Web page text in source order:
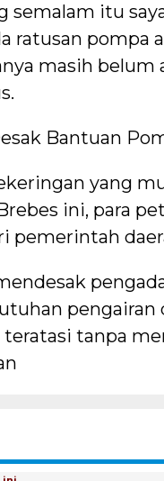
semalam itu
ratusan pompa
masih belum
Bantuan
yang
ini, para
pemerintah
tanpa